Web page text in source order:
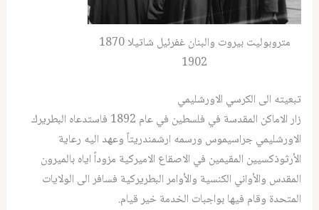
متروبوليت بيروت والبنان غفرئيل شاتيلا 1870
1902
تبعيته الى الكرسي الاورشليمي
زار الاماكن المقدسة في فلسطين في عام 1892 فاستدعاه البطريرك
الاورشليمي جراسيموس ورسمه ارشمندريتاً وعهد اليه رعاية
الأرثوذكسيين المقيمين في الاصقاع الاميركية مزوداً اياه بالميرون
المقدس والأواني الكنسية والأوامر البطريركية فسافر الى الولايات
المتحدة وقام فيها بواجبات الخدمة خير قيام.